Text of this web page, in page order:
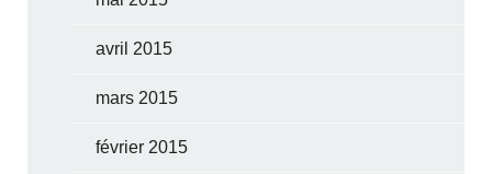
avril 2015
mars 2015
février 2015